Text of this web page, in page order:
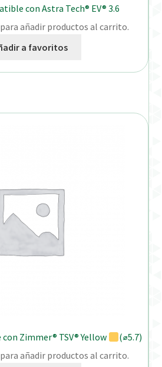
con Astra Tech® EV® 3.6
añadir productos al carrito.
a favoritos
Zimmer® TSV® Yellow
(⌀5.7)
añadir productos al carrito.